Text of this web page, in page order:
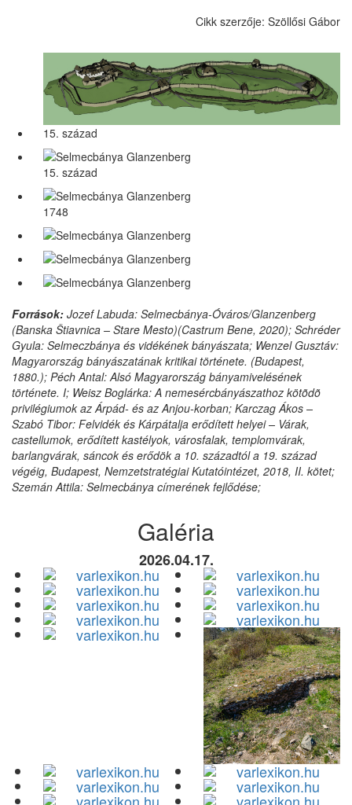
Cikk szerzője: Szöllősi Gábor
15. század
15. század
1748
Források: Jozef Labuda: Selmecbánya-Óváros/Glanzenberg
(Banska Štiavnica – Stare Mesto)(Castrum Bene, 2020); Schréder
Gyula: Selmeczbánya és vidékének bányászata; Wenzel Gusztáv:
Magyarország bányászatának kritikai története. (Budapest,
1880.); Péch Antal: Alsó Magyarország bányamivelésének
története. I; Weisz Boglárka: A nemesércbányászathoz kötõdõ
privilégiumok az Árpád- és az Anjou-korban; Karczag Ákos –
Szabó Tibor: Felvidék és Kárpátalja erődített helyei – Várak,
castellumok, erődített kastélyok, városfalak, templomvárak,
barlangvárak, sáncok és erődök a 10. századtól a 19. század
végéig, Budapest, Nemzetstratégiai Kutatóintézet, 2018, II. kötet;
Szemán Attila: Selmecbánya címerének fejlődése;
Galéria
2026.04.17.